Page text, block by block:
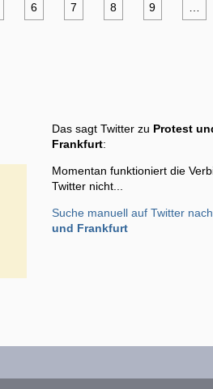
6 7 8 9
Das sagt Twitter zu Protest
Frankfurt:
Momentan funktioniert die
Twitter nicht...
Suche manuell auf Twitter nach
und Frankfurt